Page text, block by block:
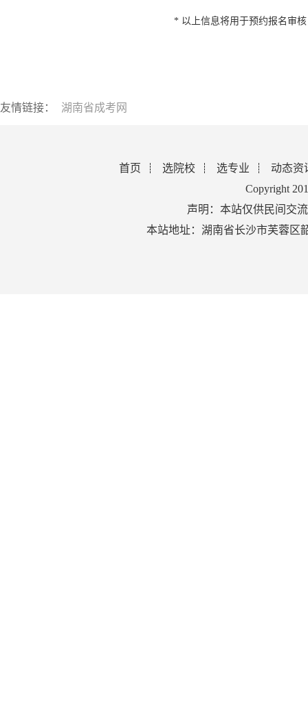
* 以上信息将用于预约报名审
友情链接： 湖南省成考网
首页 选院校 选专业
动态资
Copyright
声明：本站仅供民间交
本站地址：湖南省长沙市芙蓉区